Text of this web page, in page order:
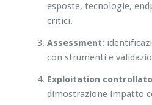
esposte, tecnologie,
critici.
Assessment:
con strumenti e
Exploitation controllato
dimostrazione impatto